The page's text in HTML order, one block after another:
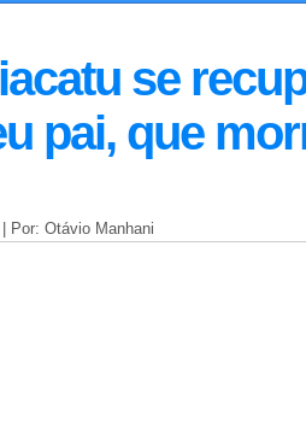
se
pai, que
Por: Otávio Manhani